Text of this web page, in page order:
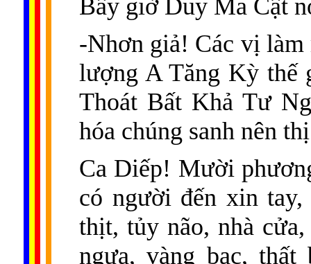
Bấy giờ Duy Ma Cật
-Nhơn giả! Các vị
lượng A Tăng Kỳ thế
Thoát Bất Khả Tư
hóa chúng sanh nên
Ca Diếp! Mười
có người đến xin
thịt, tủy não, nhà
ngựa, vàng bạc,